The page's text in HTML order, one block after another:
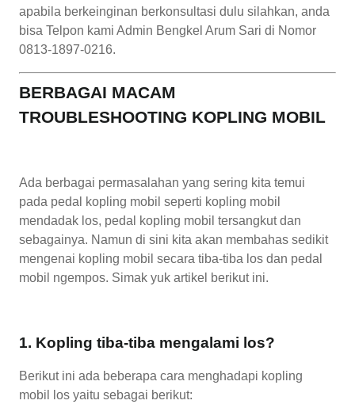
apabila berkeinginan berkonsultasi dulu silahkan, anda
bisa Telpon kami Admin Bengkel Arum Sari di Nomor
0813-1897-0216.
BERBAGAI MACAM
TROUBLESHOOTING KOPLING MOBIL
Ada berbagai permasalahan yang sering kita temui
pada pedal kopling mobil seperti kopling mobil
mendadak los, pedal kopling mobil tersangkut dan
sebagainya. Namun di sini kita akan membahas sedikit
mengenai kopling mobil secara tiba-tiba los dan pedal
mobil ngempos. Simak yuk artikel berikut ini.
1. Kopling tiba-tiba mengalami los?
Berikut ini ada beberapa cara menghadapi kopling
mobil los yaitu sebagai berikut: